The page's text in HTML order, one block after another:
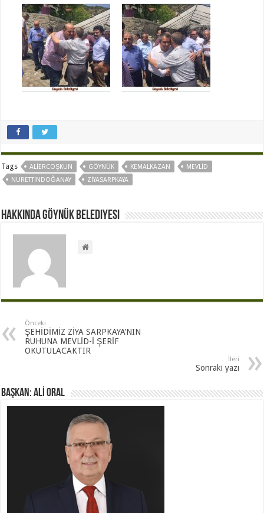
Tags ALIERCOŞKUN GÖYNÜK KEMALKAZAN
MEVLID
NURETTINDOĞANAY
ZIYASARPKAYA
Hakkında Göynük Belediyesi
Önceki
ŞEHİDİMİZ ZİYA SARPKAYA’NIN
RUHUNA MEVLİD-İ ŞERİF
OKUTULACAKTIR
İleri
Sonraki yazı
BAŞKAN: ALİ ORAL